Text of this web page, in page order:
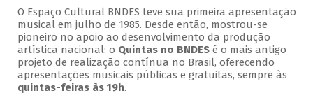
O Espaço Cultural BNDES teve sua primeira apresentação
musical em julho de 1985. Desde então, mostrou-se
pioneiro no apoio ao desenvolvimento da produção
artística nacional: o Quintas no BNDESé o mais antigo
projeto de realização contínua no Brasil, oferecendo
apresentações musicais públicas e gratuitas, sempre às
quintas-feiras às 19h.